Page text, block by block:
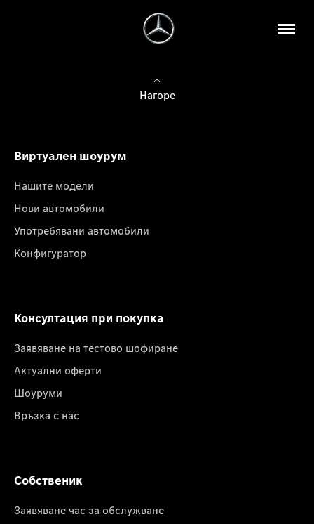
Нагоре
Виртуален шоурум
Нашите модели
Нови автомобили
Употребявани автомобили
Конфигуратор
Консултация при покупка
Заявяване на тестово шофиране
Актуални оферти
Шоуруми
Връзка с нас
Собственик
Заявяване час за обслужване